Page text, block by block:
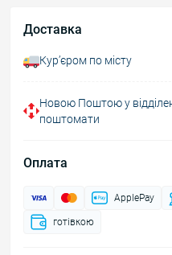
Доставка
Курʼєром по місту
Новою Поштою у
поштомати
Оплата
ApplePay
готівкою